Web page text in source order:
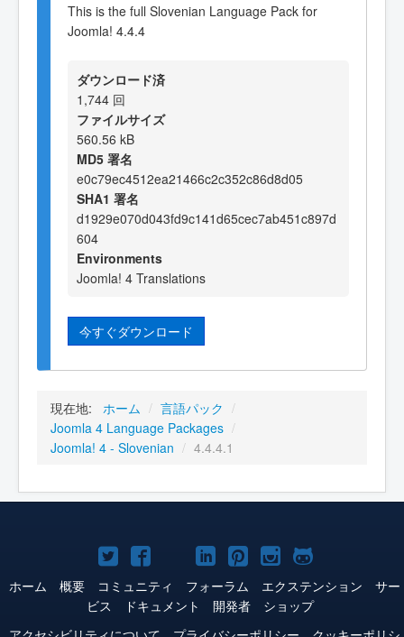
This is the full Slovenian Language Pack for
Joomla! 4.4.4
ダウンロード済
1,744 回
ファイルサイズ
560.56 kB
MD5 署名
e0c79ec4512ea21466c2c352c86d8d05
SHA1 署名
d1929e070d043fd9c141d65cec7ab451c897d
604
Environments
Joomla! 4 Translations
今すぐダウンロード
現在地: ホーム / 言語パック /
Joomla 4 Language Packages /
Joomla! 4 - Slovenian / 4.4.4.1
Joomla!
Twitter
Joomla!
Facebook
Joomla!
YouTube
Joomla!
LinkedIn
Joomla!
Pinterest
Joomla!
Instagram
Joomla!
GitHub
ホーム 概要 コミュニティ フォーラム エクステンション
サー
ビス
ドキュメント 開発者
ショップ